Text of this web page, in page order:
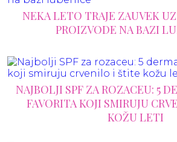
NEKA LETO TRAJE ZAUVEK
PROIZVODE NA BAZI
NAJBOLJI SPF ZA ROZACEU: 5
FAVORITA KOJI SMIRUJU
KOŽU LETI